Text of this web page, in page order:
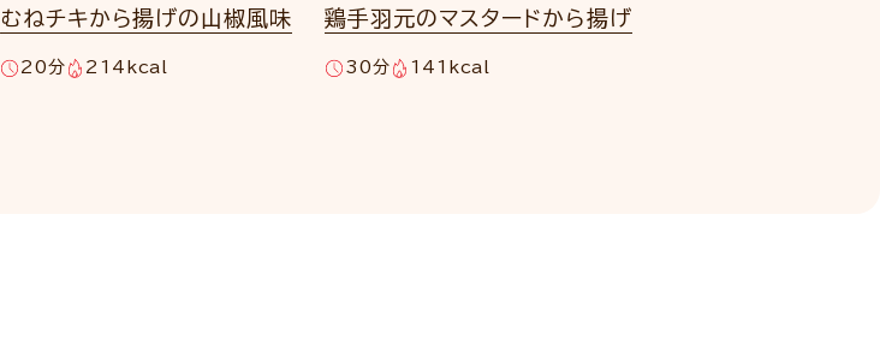
むねチキから揚げの山椒風味
20分 214kcal
鶏手羽元のマスタードから揚げ
30分 141kcal